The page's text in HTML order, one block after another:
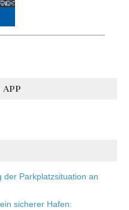
der Parkplatzsituation an
sicherer Hafen: